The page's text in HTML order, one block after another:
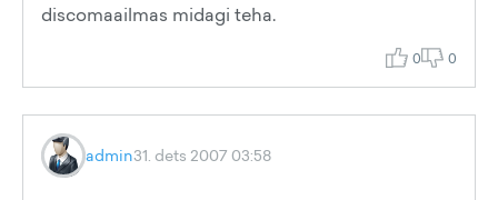
discomaailmas midagi teha.
0 0
admin31. dets 2007 03:58